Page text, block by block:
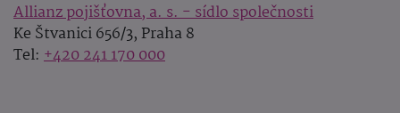
Allianz pojišťovna, a. s. - sídlo společnosti
Ke Štvanici 656/3, Praha 8
Tel: +420 241 170 000